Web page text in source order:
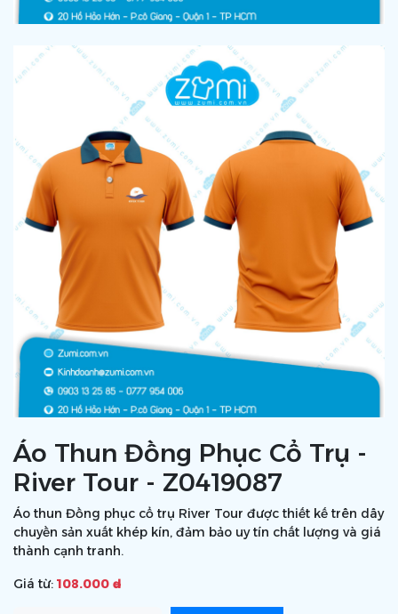
Áo Thun Đồng Phục Cổ Trụ -
River Tour - Z0419087
Áo thun Đồng phục cổ trụ River Tour được thiết kế trên dây
chuyền sản xuất khép kín, đảm bảo uy tín chất lượng và giá
thành cạnh tranh.
Giá từ: 108.000 ₫